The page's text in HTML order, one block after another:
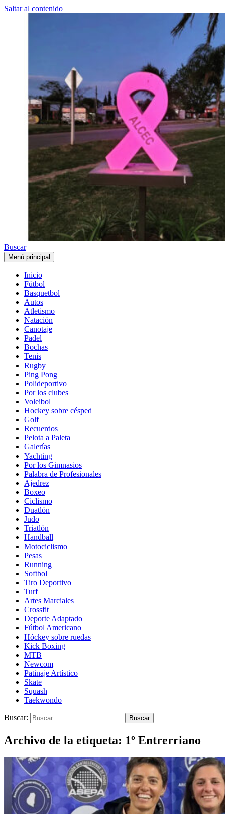
Saltar al contenido
Buscar
Menú principal
Inicio
Fútbol
Basquetbol
Autos
Atletismo
Natación
Canotaje
Padel
Bochas
Tenis
Rugby
Ping Pong
Polideportivo
Por los clubes
Voleibol
Hockey sobre césped
Golf
Recuerdos
Pelota a Paleta
Galerías
Yachting
Por los Gimnasios
Palabra de Profesionales
Ajedrez
Boxeo
Ciclismo
Duatlón
Judo
Triatlón
Handball
Motociclismo
Pesas
Running
Softbol
Tiro Deportivo
Turf
Artes Marciales
Crossfit
Deporte Adaptado
Fútbol Americano
Hóckey sobre ruedas
Kick Boxing
MTB
Newcom
Patinaje Artístico
Skate
Squash
Taekwondo
Buscar:
Archivo de la etiqueta: 1º Entrerriano